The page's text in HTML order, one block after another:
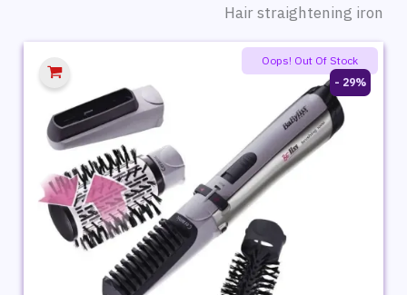
Hair straightening iron
29% -
Oops! Out Of Stock